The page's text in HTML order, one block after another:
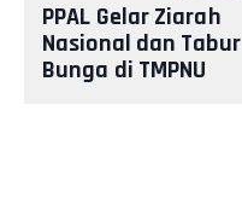
PPAL Gelar Ziarah
Nasional dan Tabur
Bunga di TMPNU